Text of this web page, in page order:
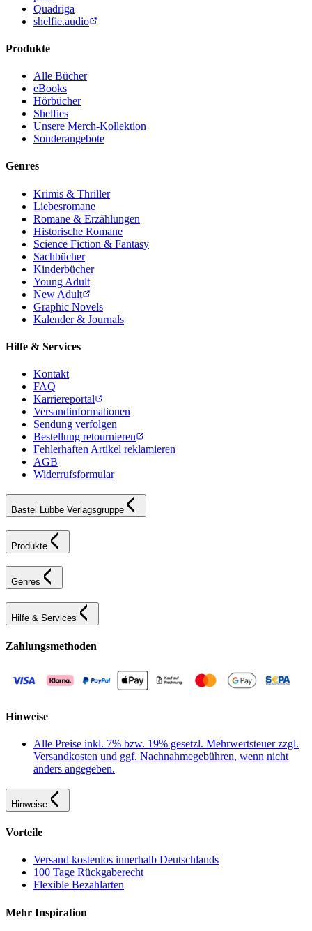
Quadriga
shelfie.audio
Produkte
Alle Bücher
eBooks
Hörbücher
Shelfies
Unsere Merch-Kollektion
Sonderangebote
Genres
Krimis & Thriller
Liebesromane
Romane & Erzählungen
Historische Romane
Science Fiction & Fantasy
Sachbücher
Kinderbücher
Young Adult
New Adult
Graphic Novels
Kalender & Journals
Hilfe & Services
Kontakt
FAQ
Karriereportal
Versandinformationen
Sendung verfolgen
Bestellung retournieren
Fehlerhaften Artikel reklamieren
AGB
Widerrufsformular
Bastei Lübbe Verlagsgruppe
Produkte
Genres
Hilfe & Services
Zahlungsmethoden
Hinweise
Alle Preise inkl. 7% bzw. 19% gesetzl. Mehrwertsteuer zzgl.
Versandkosten und ggf. Nachnahmegebühren, wenn nicht
anders angegeben.
Hinweise
Vorteile
Versand kostenlos innerhalb Deutschlands
100 Tage Rückgaberecht
Flexible Bezahlarten
Mehr Inspiration